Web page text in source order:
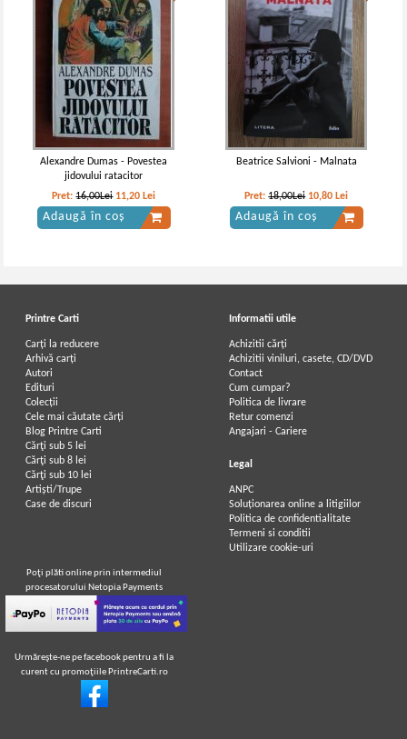
Alexandre Dumas - Povestea
jidovului ratacitor
Pret:16,00Lei 11,20 Lei
Adaugă în coș
Beatrice Salvioni - Malnata
Pret:18,00Lei 10,80 Lei
Adaugă în coș
Printre Carti
Carți la reducere
Arhivă carți
Autori
Edituri
Colecții
Cele mai căutate cărți
Blog Printre Carti
Cărţi sub 5 lei
Cărţi sub 8 lei
Cărţi sub 10 lei
Artiști/Trupe
Case de discuri
Informatii utile
Achizitii cărți
Achizitii viniluri, casete, CD/DVD
Contact
Cum cumpar?
Politica de livrare
Retur comenzi
Angajari - Cariere
Legal
ANPC
Soluționarea online a litigiilor
Politica de confidentialitate
Termeni si conditii
Utilizare cookie-uri
Poţi plăti online prin intermediul
procesatorului Netopia Payments
Urmăreşte-ne pe facebook pentru a fi la
curent cu promoţiile PrintreCarti.ro